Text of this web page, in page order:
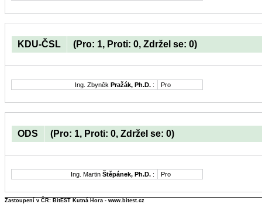
KDU-ČSL (Pro: 1, Proti: 0, Zdržel se: 0)
Ing. Zbyněk Pražák, Ph.D. : Pro
ODS (Pro: 1, Proti: 0, Zdržel se: 0)
Ing. Martin Štěpánek, Ph.D. : Pro
Zastoupení v ČR: BitEST Kutná Hora - www.bitest.cz